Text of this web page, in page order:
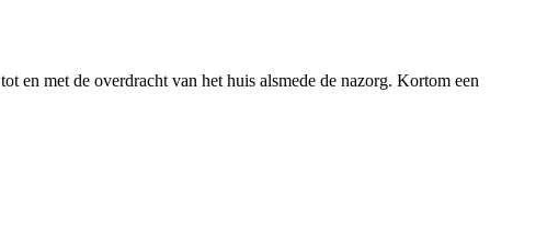
en met de overdracht van het huis alsmede de nazorg. Kortom een